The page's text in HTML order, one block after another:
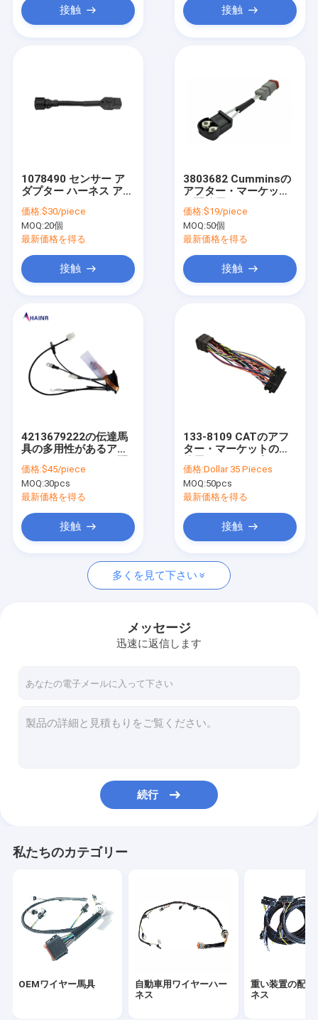
プロダクト
私達について
工場旅行
私達に連絡しなさい
ニュース
場合
OEMワイヤー馬具
重い装置の配線用ハーネス
トラックの配線用ハーネス
ホーム・アプライアンスの配線用ハーネス
オートバイの配線用ハーネス
医学ワイヤー馬具
普遍的な配線用ハーネス
ワイヤー馬具のコネクター
接触 接触
1078490 センサー ア
ダプター ハーネス アフ
リング ハーネス
価格:$30/piece
MOQ:20個
最新価格を得る
接触
3803682 Cumminsの
アフター・マーケット
めの普遍的なエンジン
の注入器の馬具
価格:$19/piece
MOQ:50個
最新価格を得る
接触
4213679222の伝達馬
具の多用性があるアフ
線用ハーネス
価格:$45/piece
MOQ:30pcs
最新価格を得る
接触
133-8109 CATのアフ
ター・マーケットの配
られるEUIのアダプター
の配線用ハーネス
価格:Dollar 35 Pieces
MOQ:50pcs
最新価格を得る
接触
多くを見て下さい
メッセージ
迅速に返信します
続行
私たちのカテゴリー
OEMワイヤー馬具
自動車用ワイヤーハー
ネス
重い装置の配線
ネス